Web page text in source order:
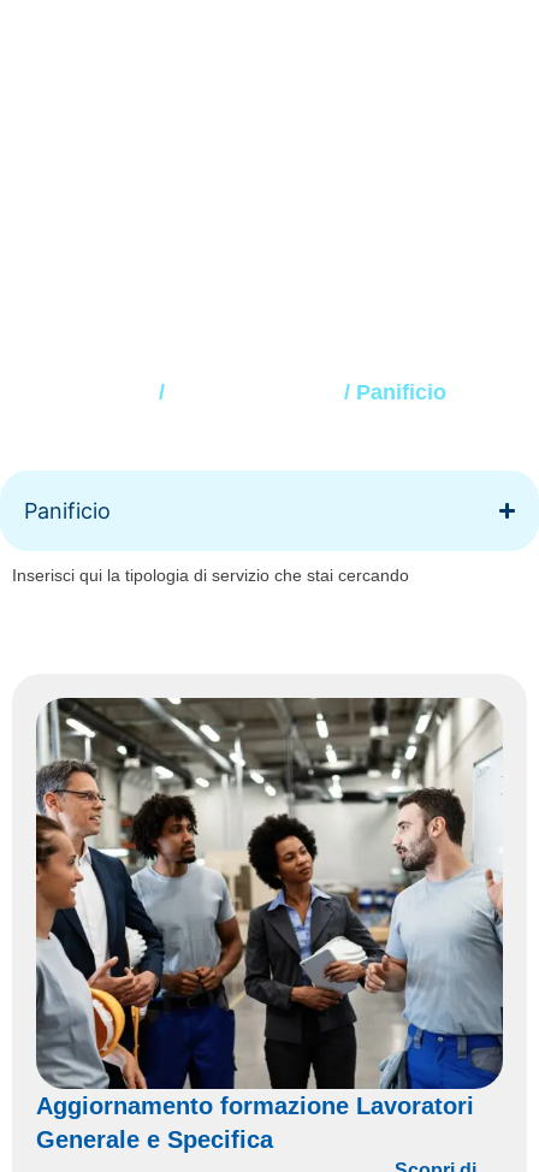
/ / Panificio
Panificio
Inserisci qui la tipologia di servizio che stai cercando
Aggiornamento formazione Lavoratori
Generale e Specifica